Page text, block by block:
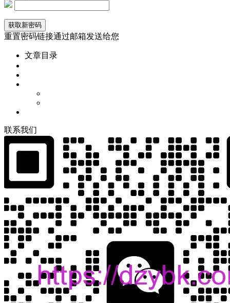
重置密码链接通过邮箱发送给您
文章目录
联系我们